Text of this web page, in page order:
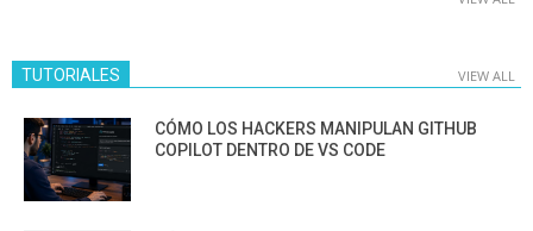
TUTORIALES VIEW ALL
CÓMO LOS HACKERS MANIPULAN GITHUB
COPILOT DENTRO DE VS CODE